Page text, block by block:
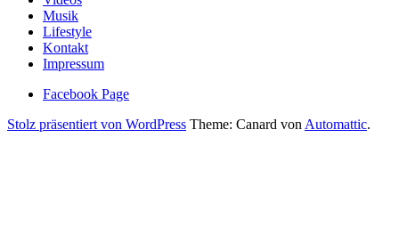
Musik
Lifestyle
Kontakt
Impressum
Facebook Page
Stolz präsentiert von WordPress Theme: Canard von Automattic.